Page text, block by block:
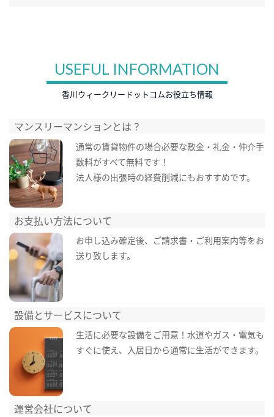
USEFUL INFORMATION
香川ウィークリードットコムお役立ち情報
マンスリーマンションとは？
通常の賃貸物件の場合必要な敷金・礼金・仲介手
数料がすべて無料です！
法人様の出張時の経費削減にもおすすめです。
お支払い方法について
お申し込み確定後、ご請求書・ご利用案内等をお
送り致します。
設備とサービスについて
生活に必要な設備をご用意！水道やガス・電気も
すぐに使え、入居日から通常に生活ができます。
運営会社について